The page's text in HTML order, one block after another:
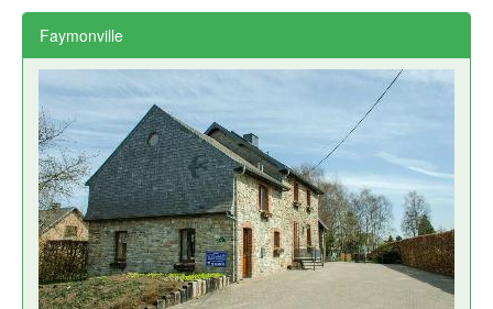
Faymonville